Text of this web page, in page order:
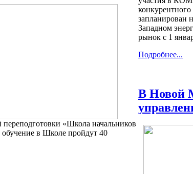
«Школа начальников
в Школе пройдут 40
запланирован
Западном
рынок с 1
Подробнее...
В Новой